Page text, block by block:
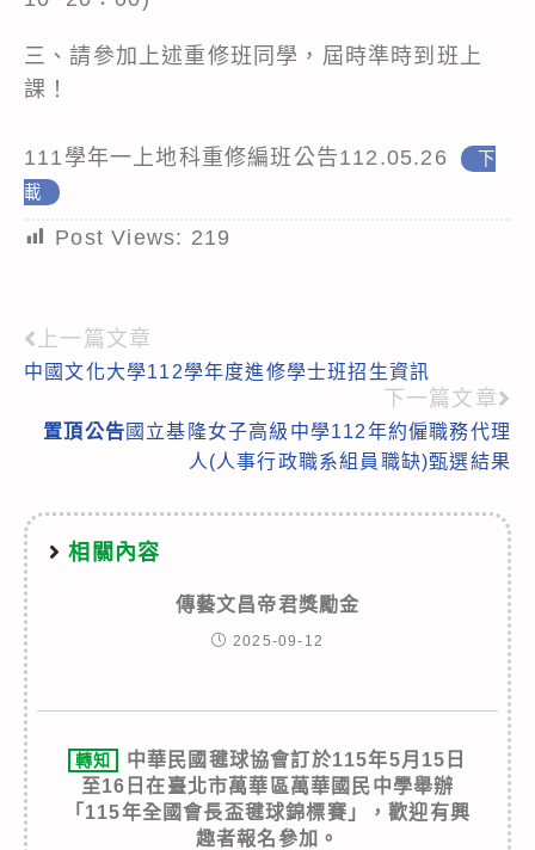
三、請參加上述重修班同學，屆時準時到班上
課！
111學年一上地科重修編班公告112.05.26
下
載
Post Views: 219
Read
more
articles
上一篇文章
中國文化大學112學年度進修學士班招生資訊
下一篇文章
置頂公告 國立基隆女子高級中學112年約僱職務代理
人(人事行政職系組員職缺)甄選結果
相關內容
傳藝文昌帝君獎勵金
2025-09-12
轉知
中華民國毽球協會訂於115年5月15日
至16日在臺北市萬華區萬華國民中學舉辦
「115年全國會長盃毽球錦標賽」，歡迎有興
趣者報名參加。